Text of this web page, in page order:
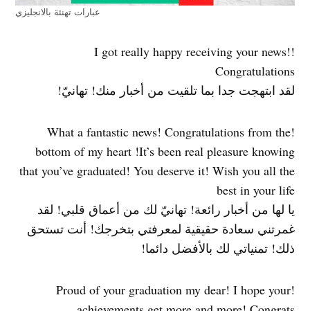
عبارات تهنئة بالانجليزي
!I got really happy receiving your news!
Congratulations
لقد ابتهجت جدا بما تلقيت من أخبار منك! تهانيّ!
!What a fantastic news! Congratulations from the
bottom of my heart !It’s been real pleasure knowing
that you’ve graduated! You deserve it! Wish you all the
best in your life
يا لها من أخبار رائعة! تهانيّ لك من أعماق قلبي! لقد
غمرتني سعادة حقيقية لمعرفتي بتخرجك! أنت تستحق
ذلك! تمنياتي لك بالأفضل دائما!
!Proud of your graduation my dear! I hope your